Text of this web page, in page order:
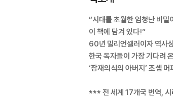
“시대를 초월한 엄청난 비밀
이 책에 담겨 있다!”
60년 밀리언셀러이자 역사
한국 독자들이 가장 기다려
‘잠재의식의 아버지’ 조셉
*** 전 세계 17개국 번역,